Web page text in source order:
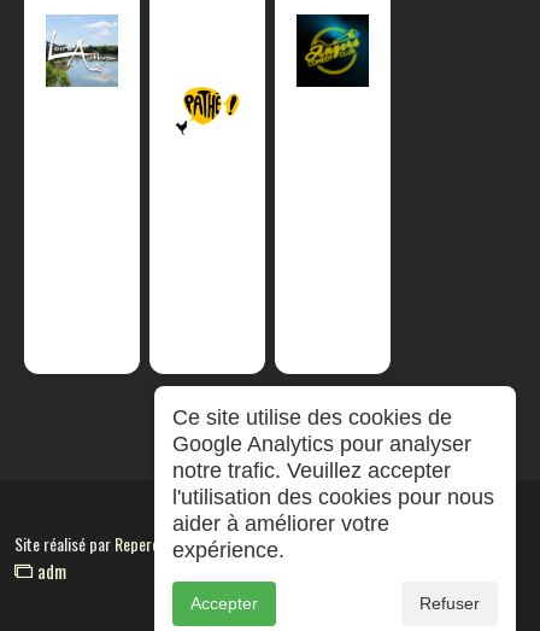
Site réalisé parRepereCom
adm
Ce site utilise des cookies de
Google Analytics pour analyser
notre trafic. Veuillez accepter
l'utilisation des cookies pour nous
aider à améliorer votre
expérience.
Accepter Refuser